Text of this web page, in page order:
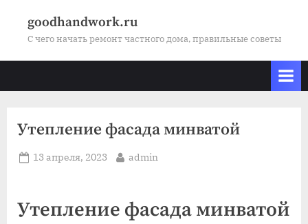
goodhandwork.ru
С чего начать ремонт частного дома, правильные советы
Утепление фасада минватой
Posted
13 апреля, 2023 By
admin
Утепление фасада минватой